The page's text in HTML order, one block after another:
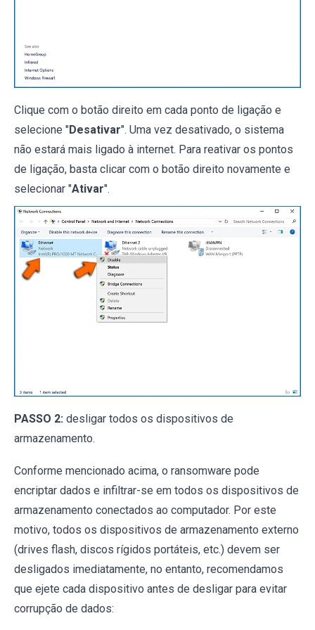
Clique com o botão direito em cada ponto de ligação e
selecione "Desativar". Uma vez desativado, o sistema
não estará mais ligado à internet. Para reativar os pontos
de ligação, basta clicar com o botão direito novamente e
selecionar "Ativar".
PASSO 2: desligar todos os dispositivos de
armazenamento.
Conforme mencionado acima, o ransomware pode
encriptar dados e infiltrar-se em todos os dispositivos de
armazenamento conectados ao computador. Por este
motivo, todos os dispositivos de armazenamento externo
(drives flash, discos rígidos portáteis, etc.) devem ser
desligados imediatamente, no entanto, recomendamos
que ejete cada dispositivo antes de desligar para evitar
corrupção de dados: